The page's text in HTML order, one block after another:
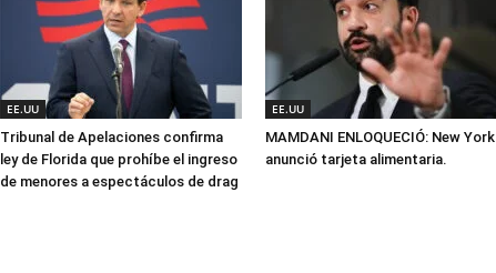
EE.UU
Tribunal de Apelaciones confirma
ley de Florida que prohíbe el ingreso
de menores a espectáculos de drag
EE.UU
MAMDANI ENLOQUECIÓ: New York
anunció tarjeta alimentaria.